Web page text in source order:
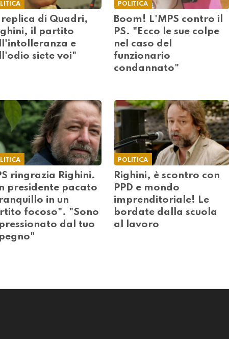
replica di Quadri,
il partito
e
siete voi"
POLITICA
Boom! L'MPS contro il
PS. "Ecco le sue colpe
nel caso del
funzionario
condannato"
ringrazia Righini.
presidente pacato
in un
focoso". "Sono
dal tuo
POLITICA
Righini, è scontro con
PPD e mondo
imprenditoriale! Le
bordate dalla scuola
al lavoro